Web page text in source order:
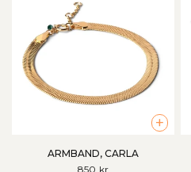
+
ARMBAND, CARLA
850 kr